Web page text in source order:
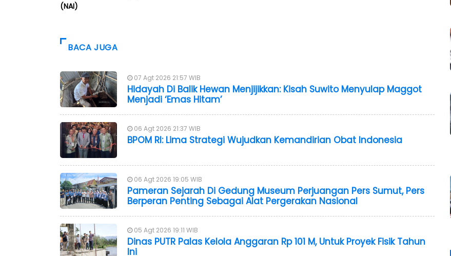
(NAI)
BACA JUGA
07 Agt 2026 21:57 WIB
Hidayah Di Balik Hewan Menjijikkan: Kisah Suwito Menyulap Maggot
Menjadi ‘Emas Hitam’
06 Agt 2026 21:37 WIB
BPOM RI: Lima Strategi Wujudkan Kemandirian Obat Indonesia
06 Agt 2026 19:05 WIB
Pameran Sejarah Di Gedung Museum Perjuangan Pers Sumut, Pers
Berperan Penting Sebagai Alat Pergerakan Nasional
05 Agt 2026 19:11 WIB
Dinas PUTR Palas Kelola Anggaran Rp 101 M, Untuk Proyek Fisik Tahun
Ini